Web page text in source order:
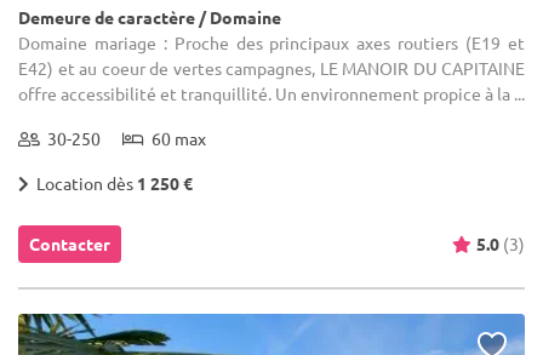
Demeure de caractère / Domaine
Domaine mariage : Proche des principaux axes routiers (E19 et
E42) et au coeur de vertes campagnes, LE MANOIR DU CAPITAINE
offre accessibilité et tranquillité. Un environnement propice à la ...
30-250 60 max
Location dès 1 250 €
Contacter 5.0 (3)